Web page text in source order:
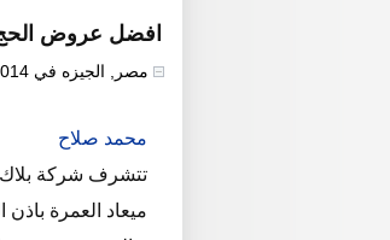
افضل عروض
مصر الجيزه في
محمد صلاح
تتشرف شركة
ميعاد العمرة باذن